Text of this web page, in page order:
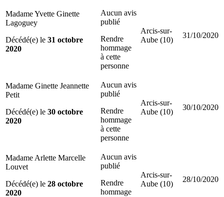
Madame Yvette Ginette
Lagoguey
Décédé(e) le 31 octobre
2020
Aucun avis
publié
Rendre
hommage
à cette
personne
Arcis-sur-
Aube (10)
31/10/2020
Madame Ginette Jeannette
Petit
Décédé(e) le 30 octobre
2020
Aucun avis
publié
Rendre
hommage
à cette
personne
Arcis-sur-
Aube (10)
30/10/2020
Madame Arlette Marcelle
Louvet
Décédé(e) le 28 octobre
2020
Aucun avis
publié
Rendre
hommage
Arcis-sur-
Aube (10)
28/10/2020